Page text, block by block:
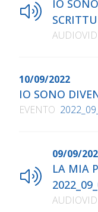
IO
10/09/2022
IO SONO
EVENTO
09/09/
LA MIA